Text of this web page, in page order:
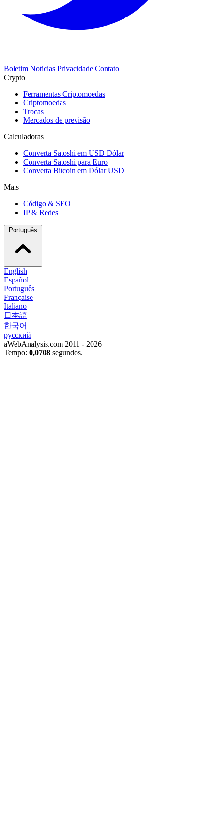
Boletim Notícias Privacidade Contato
Crypto
Ferramentas Criptomoedas
Criptomoedas
Trocas
Mercados de previsão
Calculadoras
Converta Satoshi em USD Dólar
Converta Satoshi para Euro
Converta Bitcoin em Dólar USD
Mais
Código & SEO
IP & Redes
English
Español
Português
Française
Italiano
日本語
한국어
русский
aWebAnalysis.com 2011 - 2026
Tempo: 0,0708 segundos.